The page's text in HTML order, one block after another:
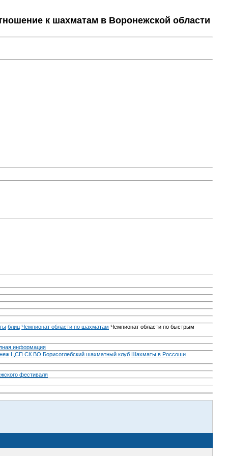
к шахматам в Воронежской области
блиц Чемпионат области по шахматам Чемпионат области по быстрым
информация
ЦСП СК ВО Борисоглебский шахматный клуб Шахматы в Россоши
фестиваля